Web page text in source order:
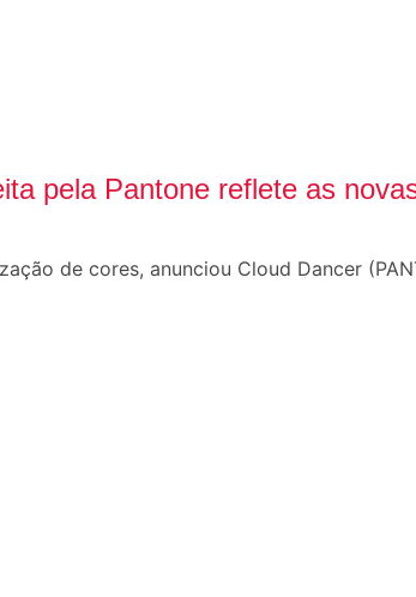
pela Pantone reflete as
de cores, anunciou Cloud Dancer